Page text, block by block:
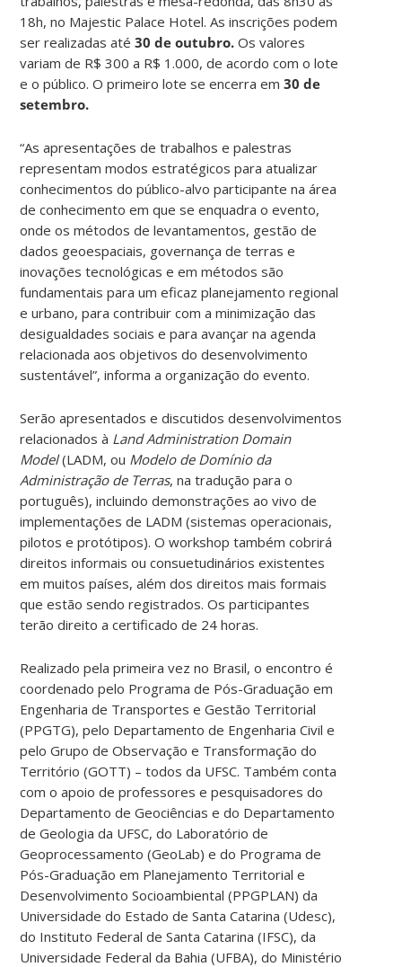
18h, no Majestic Palace Hotel. As inscrições podem
ser realizadas até30 de outubro. Os valores
variam de R$ 300 a R$ 1.000, de acordo com o lote
e o público. O primeiro lote se encerra em 30 de
setembro.
“As apresentações de trabalhos e palestras
representam modos estratégicos para atualizar
conhecimentos do público-alvo participante na área
de conhecimento em que se enquadra o evento,
onde os métodos de levantamentos, gestão de
dados geoespaciais, governança de terras e
inovações tecnológicas e em métodos são
fundamentais para um eficaz planejamento regional
e urbano, para contribuir com a minimização das
desigualdades sociais e para avançar na agenda
relacionada aos objetivos do desenvolvimento
sustentável”, informa a organização do evento.
Serão apresentados e discutidos desenvolvimentos
relacionados à Land Administration Domain
Model(LADM, ou Modelo de Domínio da
Administração de Terras, na tradução para o
português), incluindo demonstrações ao vivo de
implementações de LADM (sistemas operacionais,
pilotos e protótipos). O workshop também cobrirá
direitos informais ou consuetudinários existentes
em muitos países, além dos direitos mais formais
que estão sendo registrados. Os participantes
terão direito a certificado de 24 horas.
Realizado pela primeira vez no Brasil, o encontro é
coordenado pelo Programa de Pós-Graduação em
Engenharia de Transportes e Gestão Territorial
(PPGTG), pelo Departamento de Engenharia Civil e
pelo Grupo de Observação e Transformação do
Território (GOTT) – todos da UFSC. Também conta
com o apoio de professores e pesquisadores do
Departamento de Geociências e do Departamento
de Geologia da UFSC, do Laboratório de
Geoprocessamento (GeoLab) e do Programa de
Pós-Graduação em Planejamento Territorial e
Desenvolvimento Socioambiental (PPGPLAN) da
Universidade do Estado de Santa Catarina (Udesc),
do Instituto Federal de Santa Catarina (IFSC), da
Universidade Federal da Bahia (UFBA), do Ministério